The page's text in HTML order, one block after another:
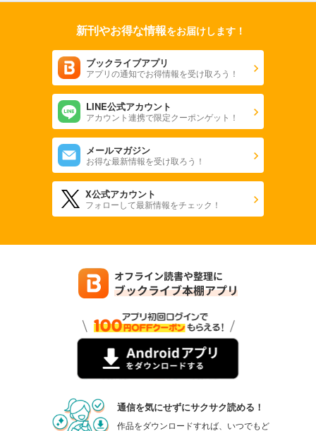
新刊やお得な情報をお届けします！
ブックライブアプリ
アプリの通知でお得情報を受け取ろう！
LINE公式アカウント
アカウント連携で限定クーポンゲット！
メールマガジン
お得な最新情報を受け取ろう！
X公式アカウント
フォローして最新情報をチェック！
通信を気にせずにサクサク読める！
作品をダウンロードすれば、いつでもど